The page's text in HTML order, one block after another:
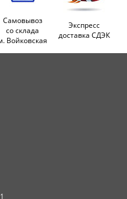
Самовывоз
со склада
Войковская
Экспресс
доставка СДЭК